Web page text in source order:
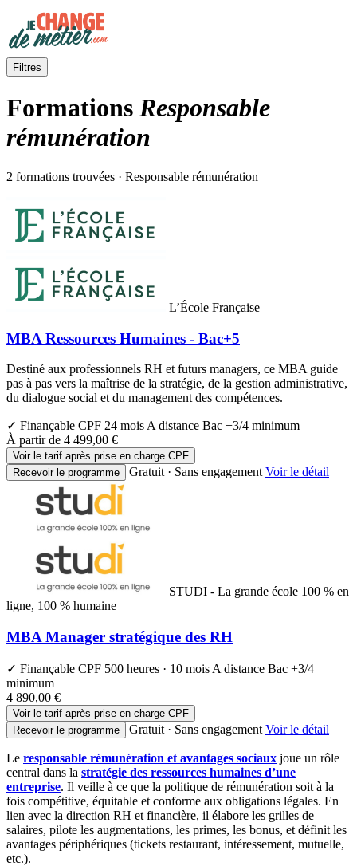
Filtres
Formations Responsable
rémunération
2 formations trouvées · Responsable rémunération
L’École Française
MBA Ressources Humaines - Bac+5
Destiné aux professionnels RH et futurs managers, ce MBA guide
pas à pas vers la maîtrise de la stratégie, de la gestion administrative,
du dialogue social et du management des compétences.
✓ Finançable CPF 24 mois A distance Bac +3/4 minimum
À partir de 4 499,00 €
Voir le tarif après prise en charge CPF
Recevoir le programme
Gratuit · Sans engagement Voir le détail
STUDI - La grande école 100 % en
ligne, 100 % humaine
MBA Manager stratégique des RH
✓ Finançable CPF 500 heures · 10 mois A distance Bac +3/4
minimum
4 890,00 €
Voir le tarif après prise en charge CPF
Recevoir le programme
Gratuit · Sans engagement Voir le détail
Le responsable rémunération et avantages sociaux joue un rôle
central dans la stratégie des ressources humaines d’une
entreprise. Il veille à ce que la politique de rémunération soit à la
fois compétitive, équitable et conforme aux obligations légales. En
lien avec la direction RH et financière, il élabore les grilles de
salaires, pilote les augmentations, les primes, les bonus, et définit les
avantages périphériques (tickets restaurant, intéressement, mutuelle,
etc.).